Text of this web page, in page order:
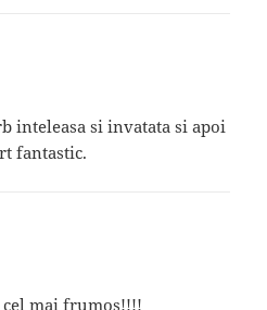
inteleasa si invatata si apoi
fantastic.
mai frumos!!!!